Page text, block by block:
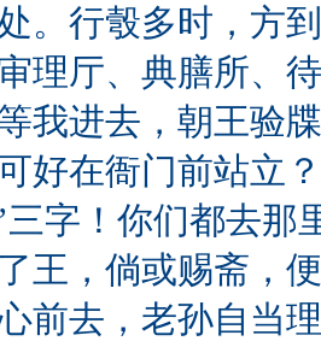
。行彀多时，方
理厅、典膳所、
我进去，朝王验
好在衙门前站立
三字！你们都去那
王，倘或赐斋，
前去，老孙自当